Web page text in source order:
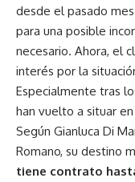
desde el pasado
para una posible
necesario. Ahora, el
interés por la
Especialmente tras
han vuelto a situar
Según Gianluca Di
Romano, su destino
tiene contrato